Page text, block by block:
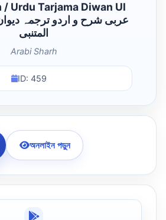
/ Urdu Tarjama Diwan Ul
المتنبی
Arabi Sharh
ID: 459
অনলাইন পড়ুন